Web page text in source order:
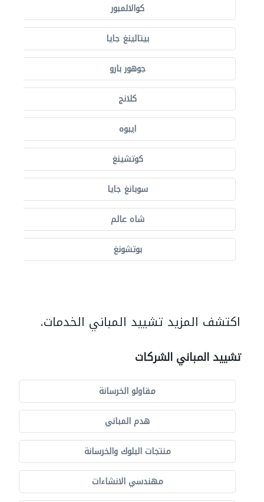
كوالالمبور
بيتالينغ جايا
جوهور بارو
كلانج
ايبوه
كوتشينغ
سوبانغ جايا
شاه عالم
بوتشونغ
اكتشف المزيد تشييد المباني الخدمات.
تشييد المباني الشركات
مقاولو الخرسانة
هدم المباني
منتجات البلوك والخرسانة
مهندسي الانشاءات